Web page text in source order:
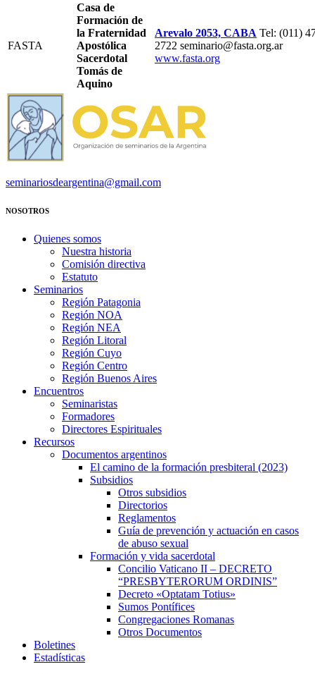
FASTA
Casa de
Formación de
la Fraternidad
Apostólica
Sacerdotal
Tomás de
Aquino
Arevalo 2053, CABA Tel: (011)
2722 seminario@fasta.org.ar
www.fasta.org
seminariosdeargentina@gmail.com
NOSOTROS
Quienes somos
Nuestra historia
Comisión directiva
Estatuto
Seminarios
Región Patagonia
Región NOA
Región NEA
Región Litoral
Región Cuyo
Región Centro
Región Buenos Aires
Encuentros
Seminaristas
Formadores
Directores Espirituales
Recursos
Documentos argentinos
El camino de la formación presbiteral (2023)
Subsidios
Otros subsidios
Directorios
Reglamentos
Guía de prevención y actuación en casos
de abuso sexual
Formación y vida sacerdotal
Concilio Vaticano II – DECRETO
“PRESBYTERORUM ORDINIS”
Decreto «Optatam Totius»
Sumos Pontífices
Congregaciones Romanas
Otros Documentos
Boletines
Estadísticas